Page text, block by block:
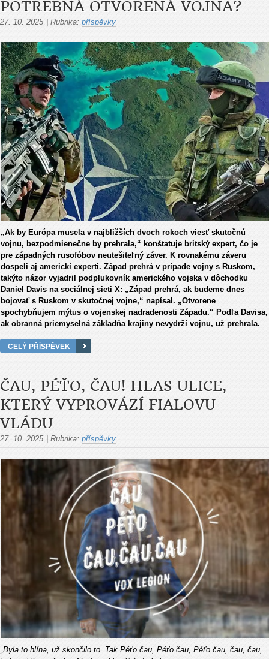
POTREBNÁ OTVORENÁ VOJNA?
27. 10. 2025 Rubrika: příspěvky
„Ak by Európa musela v najbližších dvoch rokoch viesť skutočnú
vojnu, bezpodmienečne by prehrala,“ konštatuje britský expert, čo je
pre západných rusofóbov neutešiteľný záver. K rovnakému záveru
dospeli aj americkí experti. Západ prehrá v prípade vojny s Ruskom,
takýto názor vyjadril podplukovník amerického vojska v dôchodku
Daniel Davis na sociálnej sieti X: „Západ prehrá, ak budeme dnes
bojovať s Ruskom v skutočnej vojne,“ napísal. „Otvorene
spochybňujem mýtus o vojenskej nadradenosti Západu.“ Podľa Davisa,
ak obranná priemyselná základňa krajiny nevydrží vojnu, už prehrala.
CELÝ PŘÍSPĚVEK
ČAU, PÉŤO, ČAU! HLAS ULICE,
KTERÝ VYPROVÁZÍ FIALOVU
VLÁDU
27. 10. 2025 Rubrika: příspěvky
„Byla to hlína, už skončilo to. Tak Péťo čau, Péťo čau, Péťo čau, čau, čau,